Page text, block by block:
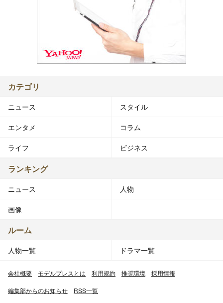
カテゴリ
ニュース スタイル
エンタメ コラム
ライフ ビジネス
ランキング
ニュース 人物
画像
ルーム
人物一覧 ドラマ一覧
会社概要 モデルプレスとは 利用規約 推奨環境 採用情報
編集部からのお知らせ RSS一覧